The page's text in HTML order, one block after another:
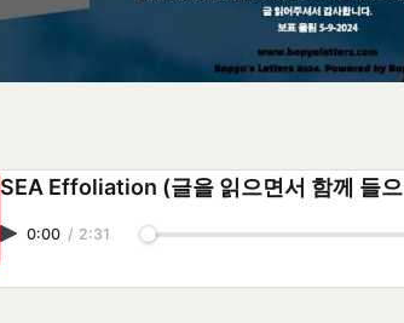
SEA Effoliation (글을 읽으면서 함께 들
0:00 / 2:31